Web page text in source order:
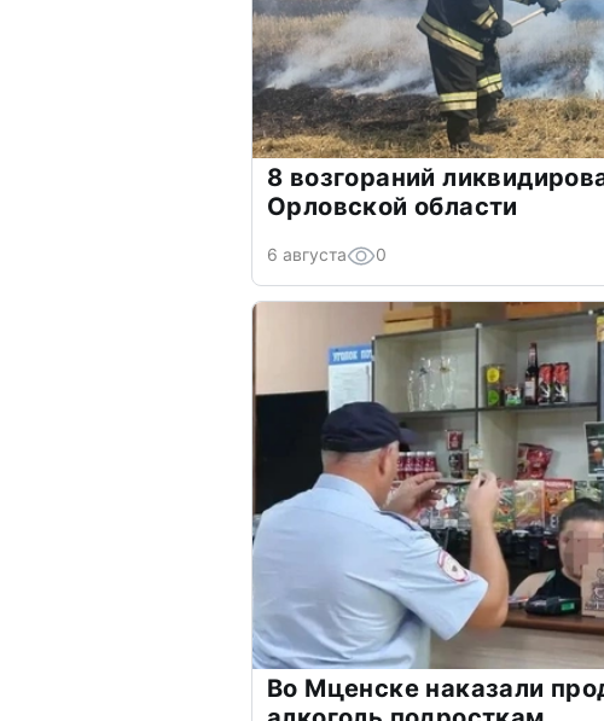
8 возгораний
Орловской области
6 августа 0
Во Мценске наказали